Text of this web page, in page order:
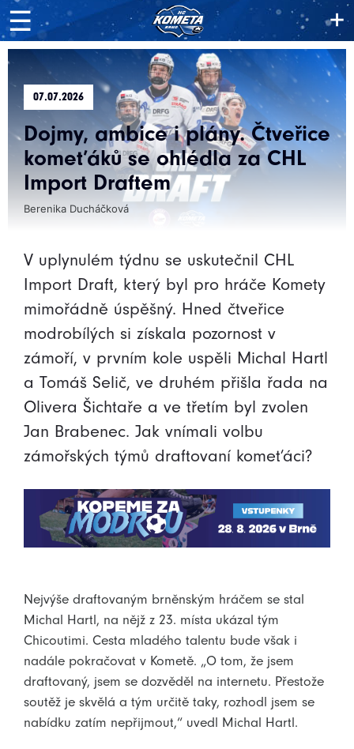
☰ +
07.07.2026
Dojmy, ambice i plány. Čtveřice
komeťáků se ohlédla za CHL
Import Draftem
Berenika Ducháčková
V uplynulém týdnu se uskutečnil CHL
Import Draft, který byl pro hráče Komety
mimořádně úspěšný. Hned čtveřice
modrobílých si získala pozornost v
zámoří, v prvním kole uspěli Michal Hartl
a Tomáš Selič, ve druhém přišla řada na
Olivera Šichtaře a ve třetím byl zvolen
Jan Brabenec. Jak vnímali volbu
zámořských týmů draftovaní komeťáci?
Nejvýše draftovaným brněnským hráčem se stal
Michal Hartl, na nějž z 23. místa ukázal tým
Chicoutimi. Cesta mladého talentu bude však i
nadále pokračovat v Kometě. „O tom, že jsem
draftovaný, jsem se dozvěděl na internetu. Přestože
soutěž je skvělá a tým určitě taky, rozhodl jsem se
nabídku zatím nepřijmout,“ uvedl Michal Hartl.